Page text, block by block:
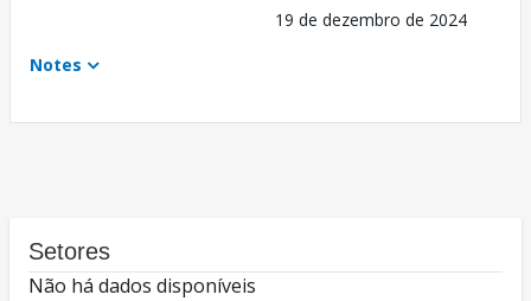
19 de dezembro de 2024
Notes
Setores
Não há dados disponíveis